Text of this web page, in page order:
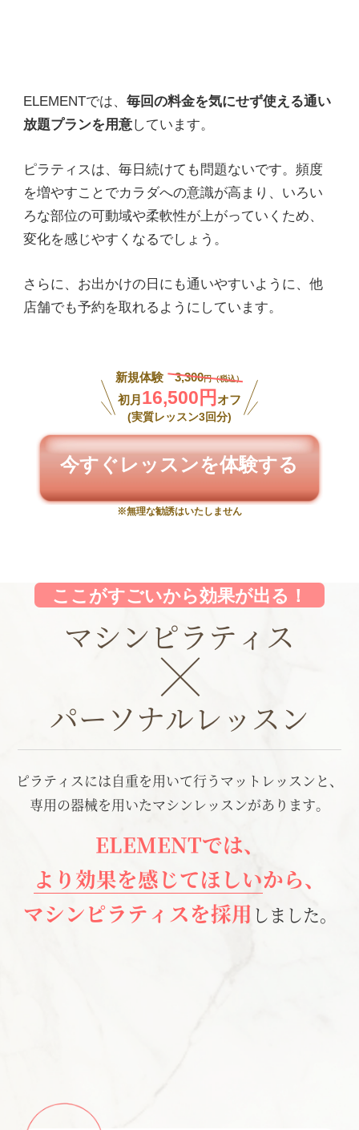
ELEMENTでは、毎回の料金を気にせず使える通い
放題プランを用意しています。
ピラティスは、毎日続けても問題ないです。頻度
を増やすことでカラダへの意識が高まり、いろい
ろな部位の可動域や柔軟性が上がっていくため、
変化を感じやすくなるでしょう。
さらに、お出かけの日にも通いやすいように、他
店舗でも予約を取れるようにしています。
新規体験 3,300円（税込）
初月 16,500円 オフ
(実質レッスン3回分)
今すぐレッスンを体験する
※無理な勧誘はいたしません
ここがすごいから効果が出る！
マシンピラティス
パーソナルレッスン
ピラティスには自重を用いて行うマットレッスンと、
専用の器械を用いたマシンレッスンがあります。
ELEMENTでは、
より効果を感じてほしいから、
マシンピラティスを採用 しました。